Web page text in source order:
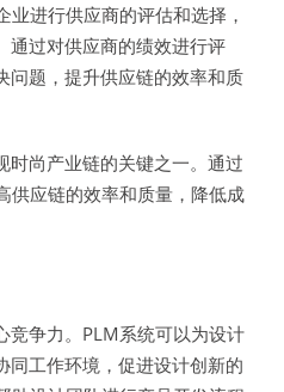
业进行供应商的评估和选择，
通过对供应商的绩效进行评
问题，提升供应链的效率和质
时尚产业链的关键之一。通过
供应链的效率和质量，降低成
竞争力。PLM系统可以为设计
同工作环境，促进设计创新的